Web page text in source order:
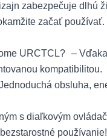
zabezpečuje dlhú
začať používať.
URCTCL? –
obsluha,
s diaľkovým
používanie!